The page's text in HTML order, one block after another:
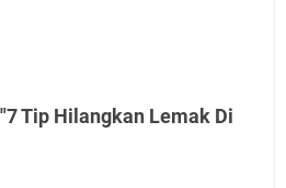
Tip Hilangkan Lemak Di